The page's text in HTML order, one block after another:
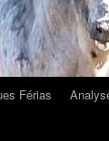
Férias